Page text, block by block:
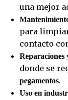
una mejor
para
contacto
Reparaciones
donde se
pegamentos.
Uso en